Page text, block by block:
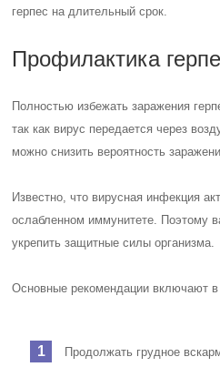
герпес на длительный срок.
Профилактика
Полностью избежать заражения
так как вирус передается через
можно снизить вероятность
Известно, что вирусная инфекция
ослабленном иммунитете. Поэтому
укрепить защитные силы организма.
Основные рекомендации включают в
Продолжать грудное